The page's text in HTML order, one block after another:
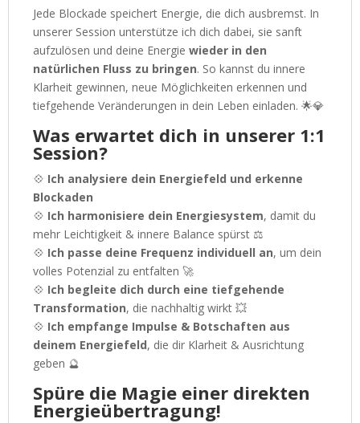
Jede Blockade speichert Energie, die dich ausbremst. In
unserer Session unterstütze ich dich dabei, sie sanft
aufzulösen und deine Energie wieder in den
natürlichen Fluss zu bringen. So kannst du innere
Klarheit gewinnen, neue Möglichkeiten erkennen und
tiefgehende Veränderungen in dein Leben einladen. 🌟💎
Was erwartet dich in unserer 1:1
Session?
💠 Ich analysiere dein Energiefeld und erkenne
Blockaden
💠 Ich harmonisiere dein Energiesystem, damit du
mehr Leichtigkeit & innere Balance spürst ⚖️
💠 Ich passe deine Frequenz individuell an, um dein
volles Potenzial zu entfalten 🚀
💠 Ich begleite dich durch eine tiefgehende
Transformation, die nachhaltig wirkt 💥
💠 Ich empfange Impulse & Botschaften aus
deinem Energiefeld, die dir Klarheit & Ausrichtung
geben 🔮
Spüre die Magie einer direkten
Energieübertragung!